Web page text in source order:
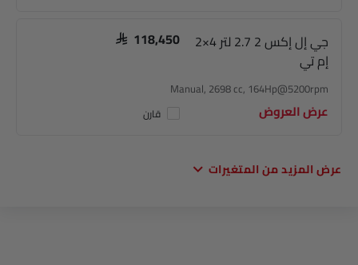
جي إل إكس 2 2.7 لتر 4×2
إم تي
SAR 118,450
Manual, 2698 cc, 164Hp@5200rpm
عرض العروض قارن
عرض المزيد من المتغيرات